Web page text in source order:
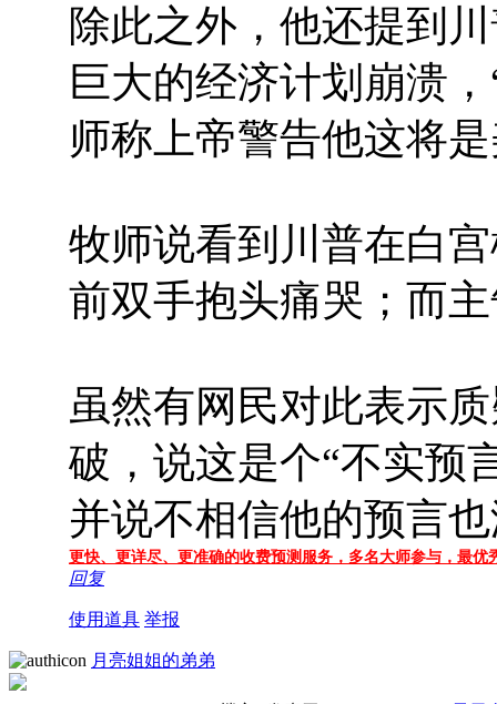
除此之外，他还提到
巨大的经济计划崩溃
师称上帝警告他这将
牧师说看到川普在白
前双手抱头痛哭；而
虽然有网民对此表示
破，说这是个“不实预
并说不相信他的预言
更快、更详尽、更准确的收费预测服务，多名大师参与， 最优
回复
使用道具 举报
月亮姐姐的弟弟